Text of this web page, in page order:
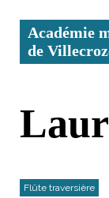
contenu.
Aller
à
personnels
Académie
de
Flûte traversière